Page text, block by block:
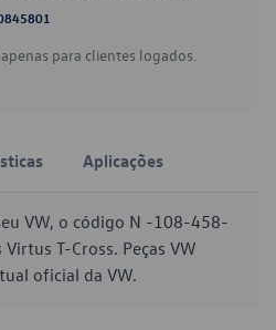
para clientes logados.
Aplicações
VW, o código N -108-458-
T-Cross. Peças VW
oficial da VW.